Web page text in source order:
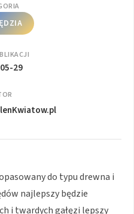
29
do typu drewna i
najlepszy będzie
i twardych gałęzi lepszy